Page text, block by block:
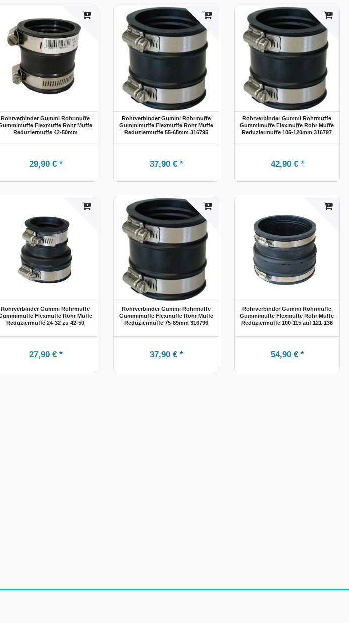
Rohrverbinder Gummi Rohrmuffe
Flexmuffe Rohr Muffe
Reduziermuffe 42-50mm
29,90 € *
Rohrverbinder Gummi Rohrmuffe
Gummimuffe Flexmuffe Rohr Muffe
Reduziermuffe 55-65mm 316795
37,90 € *
Rohrverbinder Gummi Rohrmuffe
Gummimuffe Flexmuffe Rohr Muffe
Reduziermuffe 105-120mm 316797
42,90 € *
Rohrverbinder Gummi Rohrmuffe
Flexmuffe Rohr Muffe
Reduziermuffe 24-32 zu 42-50
27,90 € *
Rohrverbinder Gummi Rohrmuffe
Gummimuffe Flexmuffe Rohr Muffe
Reduziermuffe 75-89mm 316796
37,90 € *
Rohrverbinder Gummi Rohrmuffe
Gummimuffe Flexmuffe Rohr Muffe
Reduziermuffe 100-115 auf 121-136
54,90 € *